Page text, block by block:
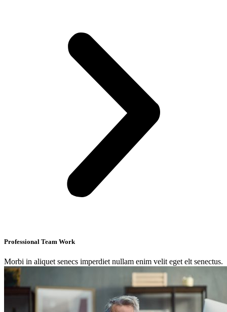
Professional Team Work
Morbi in aliquet senecs imperdiet nullam enim velit eget elt senectus.